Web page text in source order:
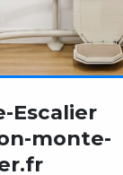
Escalier
monte-